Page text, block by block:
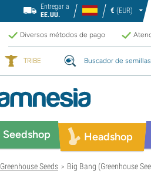
Entregar a
EE.UU.
€ (EUR)
Diversos métodos de pago
TRIBE Buscador de semillas
Seedshop Headshop
Greenhouse Seeds > Big Bang (Greenhouse